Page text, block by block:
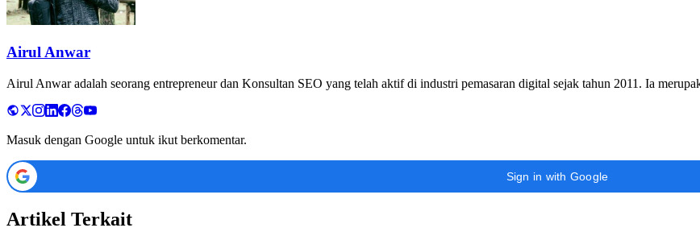
Airul Anwar
Airul Anwar adalah seorang entrepreneur dan Konsultan SEO yang telah aktif di industri pemasaran digital sejak tahun 2011. Ia
Masuk dengan Google untuk ikut berkomentar.
Sign in with Google
Artikel Terkait